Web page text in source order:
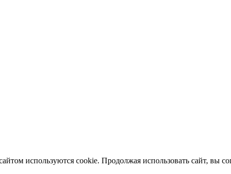
используются cookie. Продолжая использовать сайт, вы